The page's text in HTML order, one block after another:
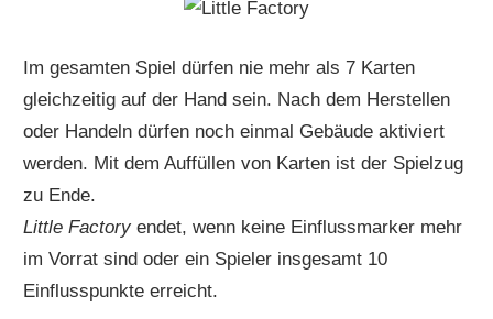
Im gesamten Spiel dürfen nie mehr als 7 Karten
gleichzeitig auf der Hand sein. Nach dem Herstellen
oder Handeln dürfen noch einmal Gebäude aktiviert
werden. Mit dem Auffüllen von Karten ist der Spielzug
zu Ende.
Little Factory endet, wenn keine Einflussmarker mehr
im Vorrat sind oder ein Spieler insgesamt 10
Einflusspunkte erreicht.